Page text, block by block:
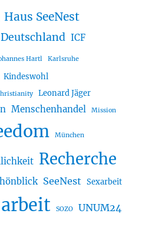
Haus SeeNest
ICF
Hartl Karlsruhe
Kindeswohl
Leonard Jäger
Menschenhandel Mission
München
Recherche
SeeNest Sexarbeit
SOZO UNUM24